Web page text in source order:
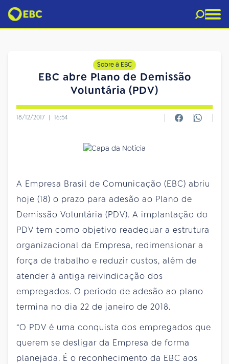
Sobre a EBC
EBC abre Plano de Demissão
Voluntária (PDV)
18/12/2017 | 16:54
A Empresa Brasil de Comunicação (EBC) abriu
hoje (18) o prazo para adesão ao Plano de
Demissão Voluntária (PDV). A implantação do
PDV tem como objetivo readequar a estrutura
organizacional da Empresa, redimensionar a
força de trabalho e reduzir custos, além de
atender à antiga reivindicação dos
empregados. O período de adesão ao plano
termina no dia 22 de janeiro de 2018.
“O PDV é uma conquista dos empregados que
querem se desligar da Empresa de forma
planejada. É o reconhecimento da EBC aos